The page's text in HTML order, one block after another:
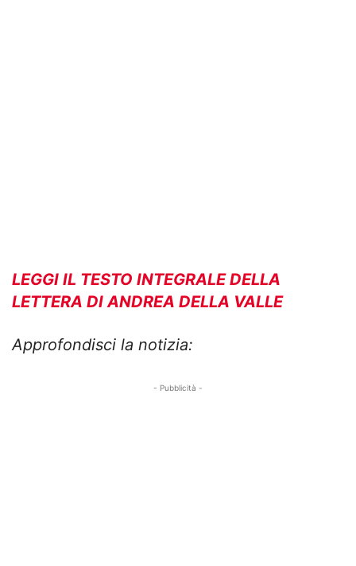
LEGGI IL TESTO INTEGRALE DELLA
LETTERA DI ANDREA DELLA VALLE
Approfondisci la notizia:
- Pubblicità -